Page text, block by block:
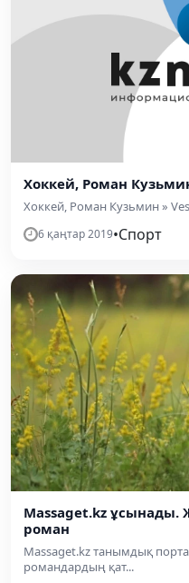
Хоккей, Роман
Хоккей, Роман Кузьмин »
6 қаңтар 2019•Спорт
Massaget.kz ұсынады.
роман
Massaget.kz танымдық
романдардың қат...